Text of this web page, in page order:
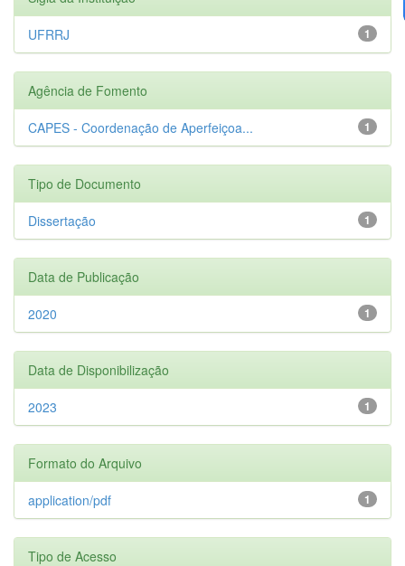
1
UFRRJ
Agência de Fomento
1
CAPES - Coordenação de Aperfeiçoa...
Tipo de Documento
1
Dissertação
Data de Publicação
1
2020
Data de Disponibilização
1
2023
Formato do Arquivo
1
application/pdf
Tipo de Acesso